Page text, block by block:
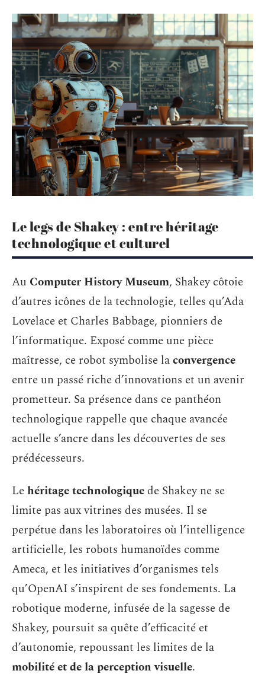
Le legs de Shakey : entre héritage
technologique et culturel
Au Computer History Museum, Shakey côtoie
d’autres icônes de la technologie, telles qu’Ada
Lovelace et Charles Babbage, pionniers de
l’informatique. Exposé comme une pièce
maîtresse, ce robot symbolise laconvergence
entre un passé riche d’innovations et un avenir
prometteur. Sa présence dans ce panthéon
technologique rappelle que chaque avancée
actuelle s’ancre dans les découvertes de ses
prédécesseurs.
Lehéritage technologiquede Shakey ne se
limite pas aux vitrines des musées. Il se
perpétue dans les laboratoires où l’intelligence
artificielle, les robots humanoïdes comme
Ameca, et les initiatives d’organismes tels
qu’OpenAI s’inspirent de ses fondements. La
robotique moderne, infusée de la sagesse de
Shakey, poursuit sa quête d’efficacité et
d’autonomie, repoussant les limites de la
mobilité et de la perception visuelle.